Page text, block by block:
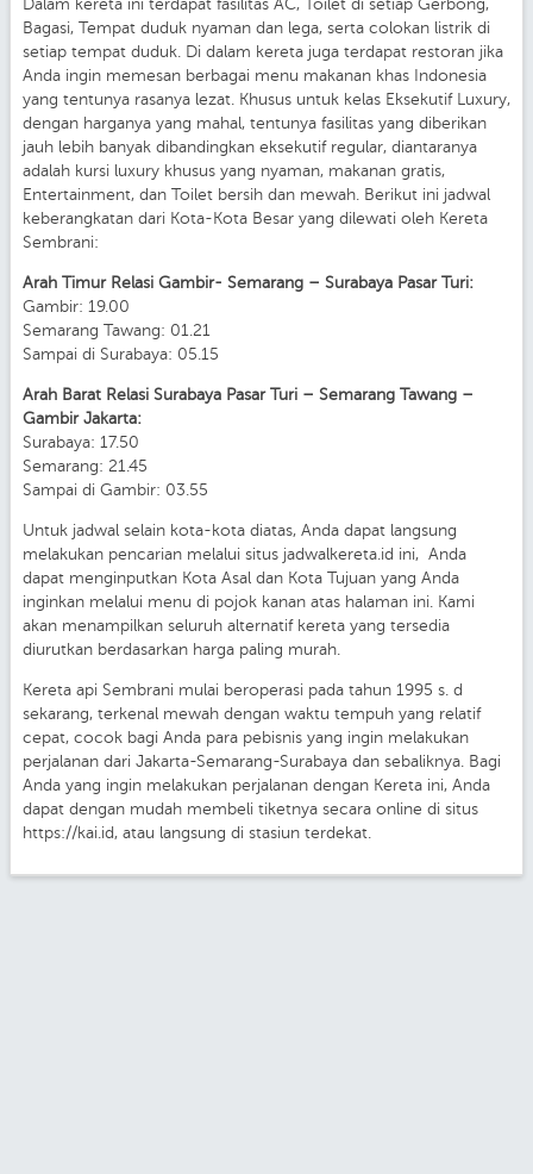
Dalam kereta ini terdapat fasilitas AC, Toilet di setiap Gerbong,
Bagasi, Tempat duduk nyaman dan lega, serta colokan listrik di
setiap tempat duduk. Di dalam kereta juga terdapat restoran jika
Anda ingin memesan berbagai menu makanan khas Indonesia
yang tentunya rasanya lezat. Khusus untuk kelas Eksekutif Luxury,
dengan harganya yang mahal, tentunya fasilitas yang diberikan
jauh lebih banyak dibandingkan eksekutif regular, diantaranya
adalah kursi luxury khusus yang nyaman, makanan gratis,
Entertainment, dan Toilet bersih dan mewah. Berikut ini jadwal
keberangkatan dari Kota-Kota Besar yang dilewati oleh Kereta
Sembrani:
Arah Timur Relasi Gambir- Semarang – Surabaya Pasar Turi:
Gambir: 19.00
Semarang Tawang: 01.21
Sampai di Surabaya: 05.15
Arah Barat Relasi Surabaya Pasar Turi – Semarang Tawang –
Gambir Jakarta:
Surabaya: 17.50
Semarang: 21.45
Sampai di Gambir: 03.55
Untuk jadwal selain kota-kota diatas, Anda dapat langsung
melakukan pencarian melalui situs jadwalkereta.id ini, Anda
dapat menginputkan Kota Asal dan Kota Tujuan yang Anda
inginkan melalui menu di pojok kanan atas halaman ini. Kami
akan menampilkan seluruh alternatif kereta yang tersedia
diurutkan berdasarkan harga paling murah.
Kereta api Sembrani mulai beroperasi pada tahun 1995 s. d
sekarang, terkenal mewah dengan waktu tempuh yang relatif
cepat, cocok bagi Anda para pebisnis yang ingin melakukan
perjalanan dari Jakarta-Semarang-Surabaya dan sebaliknya. Bagi
Anda yang ingin melakukan perjalanan dengan Kereta ini, Anda
dapat dengan mudah membeli tiketnya secara online di situs
https://kai.id, atau langsung di stasiun terdekat.